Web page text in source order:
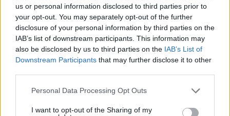
us or personal information disclosed to third parties prior to
your opt-out. You may separately opt-out of the further
disclosure of your personal information by third parties on the
IAB’s list of downstream participants. This information may
also be disclosed by us to third parties on the IAB’s List of
Downstream Participants that may further disclose it to other
Please note that this website/app uses one or more Google
not limited to your visit or usage behaviour. You may click to
Personal Data Processing Opt Outs
I want to opt-out of the Sharing of my
δικαιουμασταν τίποτα από αυτα. Ας αναλύσουν ποιοι
δεν έχουν στηριχτεί καθόλου η ελαχιστα. Ολόκληρη
οικογένεια με ένα εργαζόμενο δεν αντέχει με 70%
κάτω με ενοίκια σπίτι-γραφείο, έχουμε καταστραφει.
Γενικά πρέπει να το δουνε
ΑΠΑΝΤΗΣΗ
nik the greek
04.01.2021, 08:57